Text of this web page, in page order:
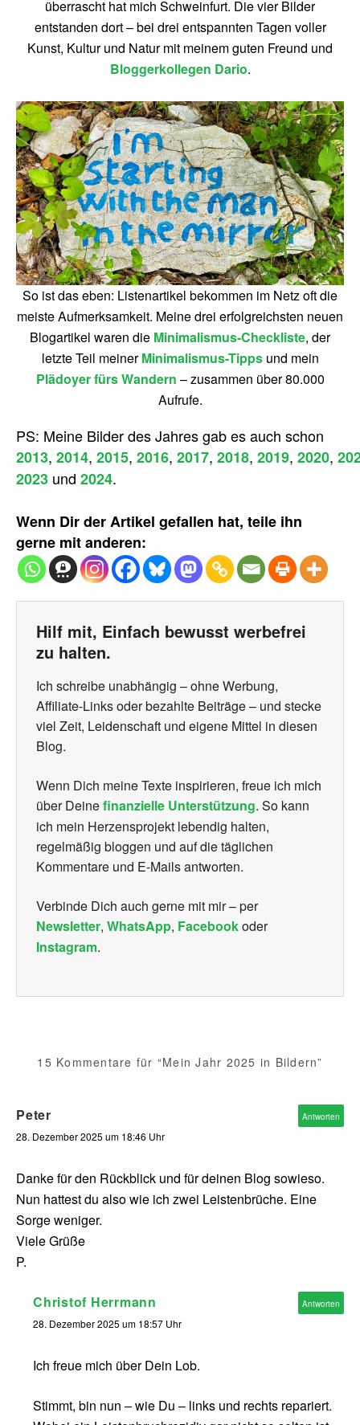
überrascht hat mich Schweinfurt. Die vier Bilder
entstanden dort – bei drei entspannten Tagen voller
Kunst, Kultur und Natur mit meinem guten Freund und
Bloggerkollegen Dario.
So ist das eben: Listenartikel bekommen im Netz oft die
meiste Aufmerksamkeit. Meine drei erfolgreichsten neuen
Blogartikel waren die Minimalismus-Checkliste, der
letzte Teil meinerMinimalismus-Tippsund mein
Plädoyer fürs Wandern – zusammen über 80.000
Aufrufe.
PS: Meine Bilder des Jahres gab es auch schon
2013, 2014, 2015, 2016, 2017, 2018, 2019, 2020,
2023 und 2024.
Wenn Dir der Artikel gefallen hat, teile ihn
gerne mit anderen:
Hilf mit, Einfach bewusst werbefrei
zu halten.
Ich schreibe unabhängig – ohne Werbung,
Affiliate-Links oder bezahlte Beiträge – und stecke
viel Zeit, Leidenschaft und eigene Mittel in diesen
Blog.
Wenn Dich meine Texte inspirieren, freue ich mich
über Deinefinanzielle Unterstützung. So kann
ich mein Herzensprojekt lebendig halten,
regelmäßig bloggen und auf die täglichen
Kommentare und E-Mails antworten.
Verbinde Dich auch gerne mit mir – per
Newsletter, WhatsApp, Facebookoder
Instagram.
15 Kommentare für “Mein Jahr 2025 in Bildern”
Peter
28. Dezember 2025 um 18:46 Uhr
Danke für den Rückblick und für deinen Blog sowieso.
Nun hattest du also wie ich zwei Leistenbrüche. Eine
Sorge weniger.
Viele Grüße
P.
Antworten
Christof Herrmann
28. Dezember 2025 um 18:57 Uhr
Ich freue mich über Dein Lob.
Stimmt, bin nun – wie Du – links und rechts repariert.
Antworten